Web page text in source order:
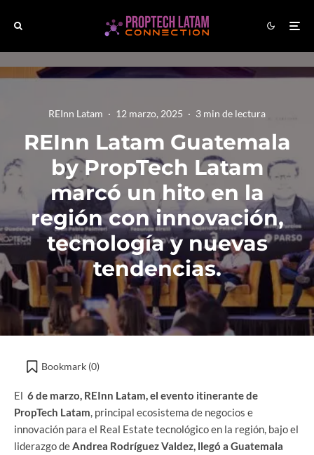
REInn Latam · 12 marzo, 2025 · 3 min de lectura
REInn Latam Guatemala
by PropTech Latam
marcó un hito en la
región con innovación,
tecnología y nuevas
tendencias.
Bookmark (0)
El 6 de marzo, REInn Latam, el evento itinerante de
PropTech Latam , principal ecosistema de negocios e
innovación para el Real Estate tecnológico en la región, bajo el
liderazgo de Andrea Rodríguez Valdez, llegó a Guatemala